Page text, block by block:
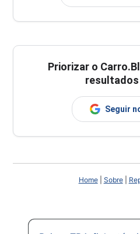
Priorizar o
Seguir
Home| Sobre|